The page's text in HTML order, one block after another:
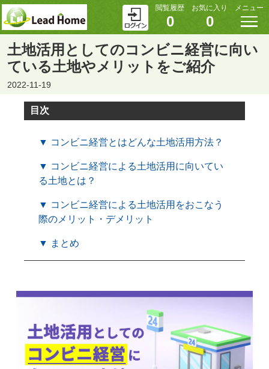
閲覧履歴
0
お気に入り
0
メニュー
土地活用としてのコンビニ経営に向い
ている土地やメリットをご紹介
2022-11-19
目次
▼ コンビニ経営とはどんな土地活用方法？
▼ コンビニ経営による土地活用に向いてい
る土地とは？
▼ コンビニ経営による土地活用をおこなう
際のメリット・デメリット
▼ まとめ